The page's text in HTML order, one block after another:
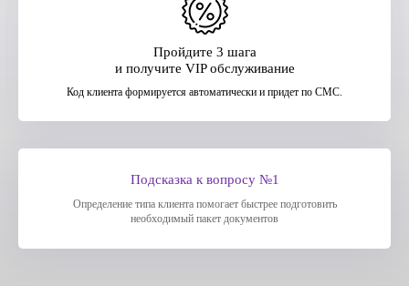
Пройдите 3 шага
и получите VIP обслуживание
Код клиента формируется автоматически и придет по СМС.
Подсказка к вопросу №1
Определение типа клиента помогает быстрее подготовить
необходимый пакет документов